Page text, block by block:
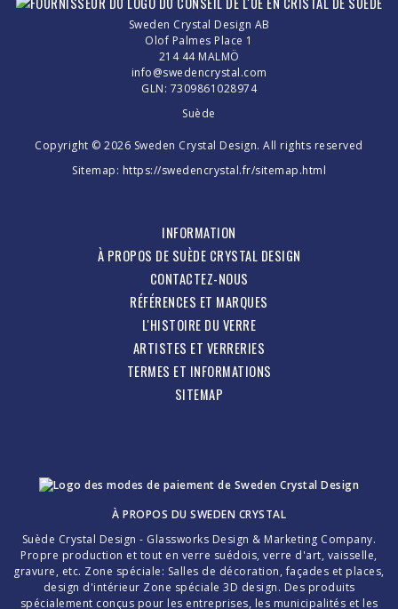
Sweden Crystal Design AB
Olof Palmes Place 1
214 44 MALMÖ
info@swedencrystal.com
GLN: 7309861028974
Suède
Copyright © 2026 Sweden Crystal Design. All rights reserved
Sitemap: https://swedencrystal.fr/sitemap.html
INFORMATION
À PROPOS DE SUÈDE CRYSTAL DESIGN
CONTACTEZ-NOUS
RÉFÉRENCES ET MARQUES
L'HISTOIRE DU VERRE
ARTISTES ET VERRERIES
TERMES ET INFORMATIONS
SITEMAP
À PROPOS DU SWEDEN CRYSTAL
Suède Crystal Design - Glassworks Design & Marketing Company.
Propre production et tout en verre suédois, verre d'art, vaisselle,
gravure, etc. Zone spéciale: Salles de décoration, façades et places,
design d'intérieur Zone spéciale 3D design. Des produits
spécialement conçus pour les entreprises, les municipalités et les